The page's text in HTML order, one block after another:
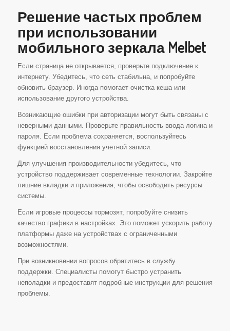
Решение частых проблем
при использовании
мобильного зеркала Melbet
Если страница не открывается, проверьте подключение к
интернету. Убедитесь, что сеть стабильна, и попробуйте
обновить браузер. Иногда помогает очистка кеша или
использование другого устройства.
Возникающие ошибки при авторизации могут быть связаны с
неверными данными. Проверьте правильность ввода логина и
пароля. Если проблема сохраняется, воспользуйтесь
функцией восстановления учетной записи.
Для улучшения производительности убедитесь, что
устройство поддерживает современные технологии. Закройте
лишние вкладки и приложения, чтобы освободить ресурсы
системы.
Если игровые процессы тормозят, попробуйте снизить
качество графики в настройках. Это поможет ускорить работу
платформы даже на устройствах с ограниченными
возможностями.
При возникновении вопросов обратитесь в службу
поддержки. Специалисты помогут быстро устранить
неполадки и предоставят подробные инструкции для решения
проблемы.